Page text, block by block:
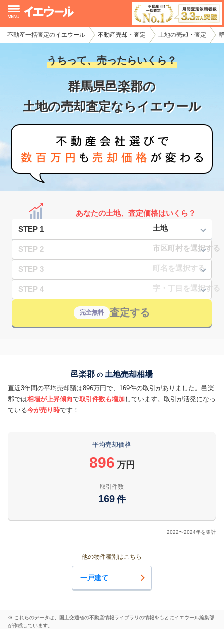
不動産一括査定のイエウール 不動産売却・査定 土地の売却・査定
うちって、売ったらいくら？
群馬県邑楽郡の
土地の売却査定ならイエウール
あなたの土地、査定価格はいくら？
STEP 1
STEP 2
STEP 3
STEP 4
完全無料 査定する
邑楽郡 の 土地売却相場
直近3年間の平均売却額は896万円で、169件の取引がありました。邑楽
郡では相場が上昇傾向で取引件数も増加しています。取引が活発になっ
ている今が売り時です！
平均売却価格
896 万円
取引件数
169 件
2022〜2024年を集計
他の物件種別はこちら
一戸建て
※ これらのデータは、国土交通省の不動産情報ライブラリの情報をもとにイエウール編集部
が作成しています。
イエウール加盟希望の不動産会社様
初めての方へ
不動産の売却・一括査定
家査定シミュレーター
お問い合わせ